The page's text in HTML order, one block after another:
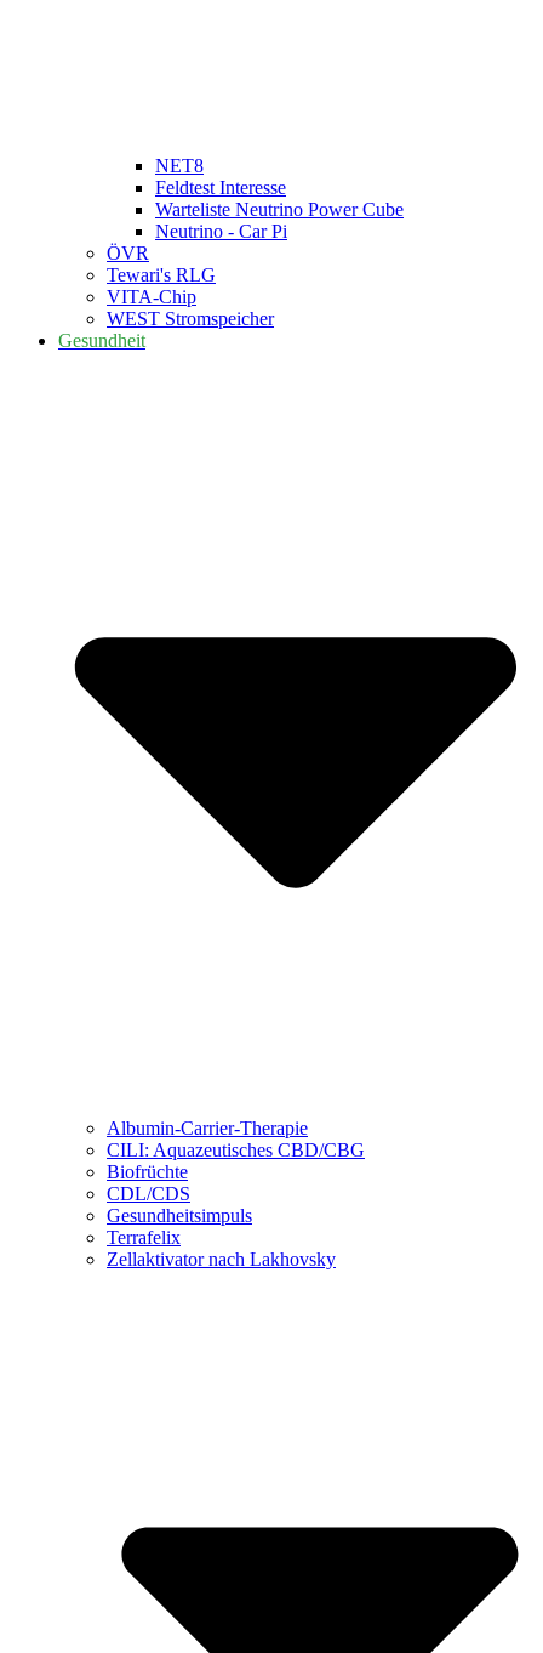
NET8
Feldtest Interesse
Warteliste Neutrino Power Cube
Neutrino - Car Pi
ÖVR
Tewari's RLG
VITA-Chip
WEST Stromspeicher
Gesundheit
Albumin-Carrier-Therapie
CILI: Aquazeutisches CBD/CBG
Biofrüchte
CDL/CDS
Gesundheitsimpuls
Terrafelix
Zellaktivator nach Lakhovsky